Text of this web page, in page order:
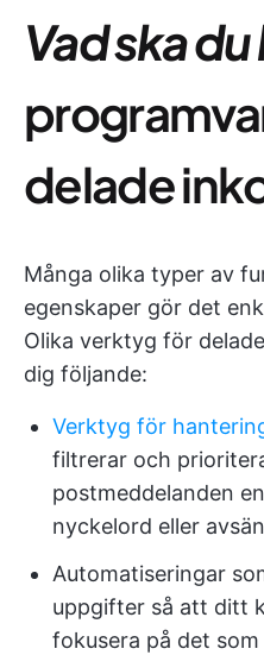
Vad ska
delade
Många olika typer av
egenskaper gör det
Olika verktyg för
dig följande:
Verktyg för
filtrerar och
postmeddelanden
nyckelord eller
Automatiseringar
uppgifter så att ditt
fokusera på det